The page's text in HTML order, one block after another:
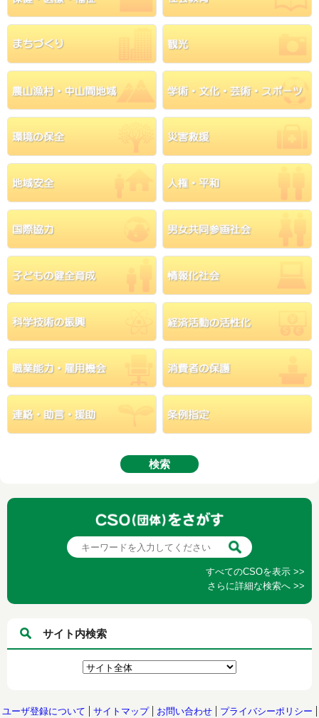
すべてのCSOを表示 >>
さらに詳細な検索へ >>
サイト内検索
ユーザ登録について サイトマップ お問い合わせ プライバシーポリシー